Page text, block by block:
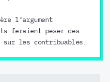
l’argument
feraient peser des
les contribuables.